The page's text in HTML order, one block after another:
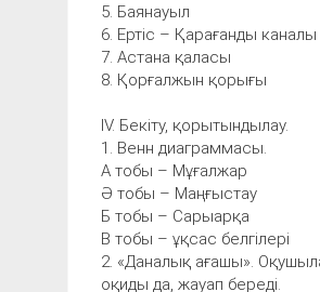
5. Баянауыл
6. Ертіс – Қарағанды каналы
7. Астана қаласы
8. Қорғалжын қорығы
ІV. Бекіту, қорытындылау.
1. Венн диаграммасы.
А тобы – Мұғалжар
Ә тобы – Маңғыстау
Б тобы – Сарыарқа
В тобы – ұқсас белгілері
2. «Даналық ағашы».
оқиды да, жауап береді.